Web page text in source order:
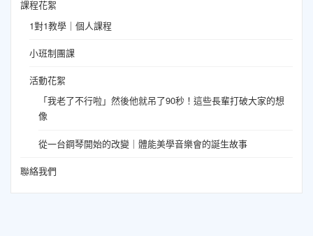
課程花絮
1對1教學｜個人課程
小班制團課
活動花絮
「我老了不行啦」然後他就吊了90秒！這些長輩打破大家的想
像
從一台鋼琴開始的改變｜體能美學音樂會的誕生故事
聯絡我們